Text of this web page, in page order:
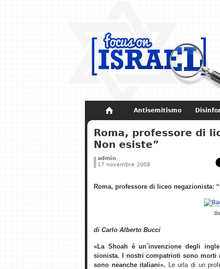
Antisemitismo
Non dimenticare Storia di Israele
Roma, professore di
Non esiste”
admin
17 novembre 2008
Roma, professore di liceo negazionista:
di Carlo Alberto Bucci
«La Shoah è un´invenzione degli
sionista. I nostri compatrioti sono morti
sono neanche italiani». Le urla di un